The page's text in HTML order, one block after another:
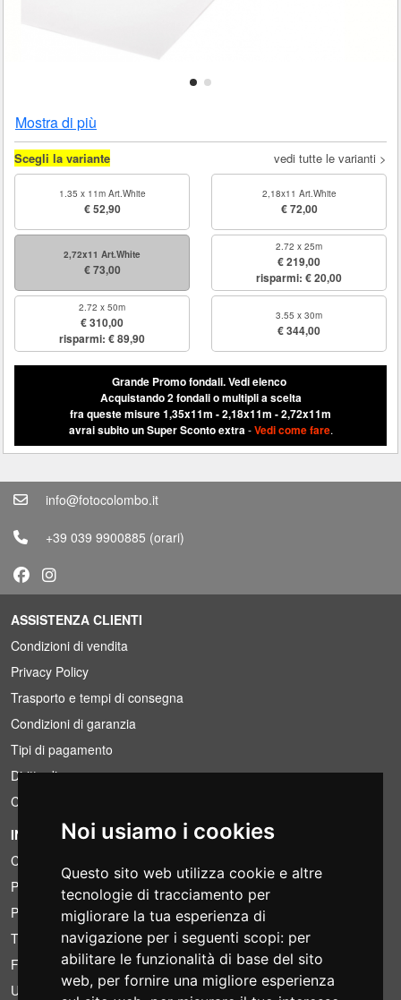
Noi usiamo i cookies
Questo sito web utilizza cookie e altre
tecnologie di tracciamento per
migliorare la tua esperienza di
navigazione per i seguenti scopi: per
abilitare le funzionalità di base del sito
web, per fornire una migliore esperienza
Mostra di più
Scegli la variante vedi tutte le varianti >
1.35 x 11m Art.White
€ 52,90
2,18x11 Art.White
€ 72,00
2,72x11 Art.White
€ 73,00
2.72 x 25m
€ 219,00
risparmi: € 20,00
2.72 x 50m
€ 310,00
risparmi: € 89,90
3.55 x 30m
€ 344,00
Grande Promo fondali.Vedi elenco
Acquistando 2 fondali o multipli a scelta
fra queste misure 1,35x11m - 2,18x11m - 2,72x11m
avrai subito un Super Sconto extra-Vedi come fare.
info@fotocolombo.it
+39 039 9900885 (orari)
ASSISTENZA CLIENTI
Condizioni di vendita
Privacy Policy
Trasporto e tempi di consegna
Condizioni di garanzia
Tipi di pagamento
Diritto di recesso
Condizioni IVA
INFORMAZIONI
Condizioni di noleggio
Preventivi
Pacchetti risparmio
Trovato a meno?
Finanziamento
Usato